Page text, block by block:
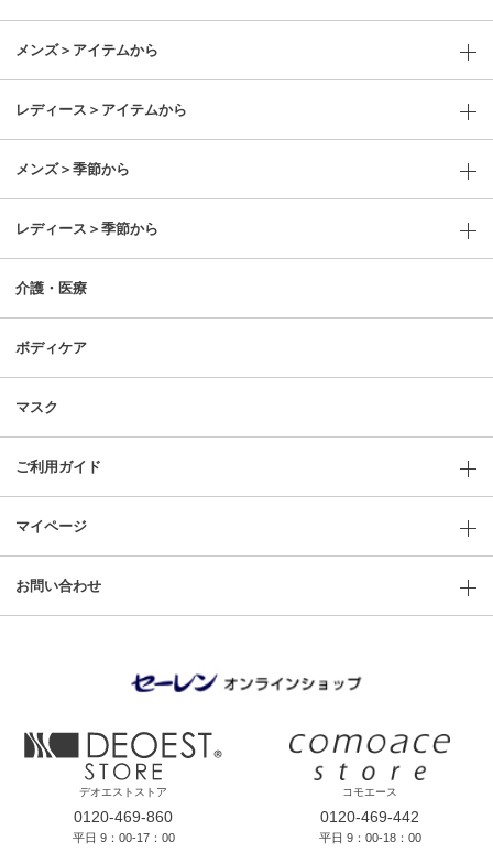
メンズ＞アイテムから
レディース＞アイテムから
メンズ＞季節から
レディース＞季節から
介護・医療
ボディケア
マスク
ご利用ガイド
マイページ
お問い合わせ
デオエストストア
0120-469-860
平日 9：00-17：00
コモエース
0120-469-442
平日 9：00-18：00